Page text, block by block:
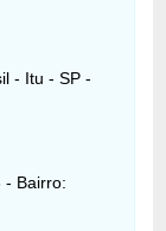
- Itu - SP -
- Bairro: